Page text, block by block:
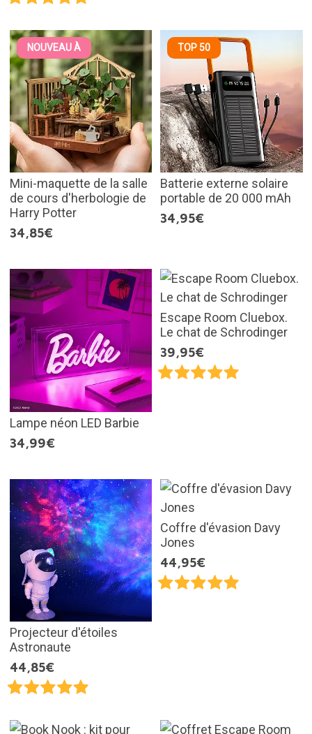
NOUVEAU À
Mini-maquette de la salle
de cours d'herbologie de
Harry Potter
34,85€
TOP 50
Batterie externe solaire
portable de 20 000 mAh
34,95€
Lampe néon LED Barbie
34,99€
Escape Room Cluebox.
Le chat de Schrodinger
39,95€
Projecteur d'étoiles
Astronaute
44,85€
Coffre d'évasion Davy
Jones
44,95€